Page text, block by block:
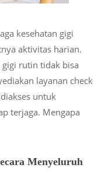
kesehatan gigi
aktivitas harian.
rutin tidak bisa
layanan check
untuk
terjaga. Mengapa
Menyeluruh